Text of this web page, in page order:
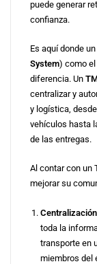
puede generar
confianza.
Es aquí donde
System) como
diferencia. Un
centralizar y
y logística,
vehículos hasta
de las entregas.
Al contar con un
mejorar su
toda la
transporte en
miembros del